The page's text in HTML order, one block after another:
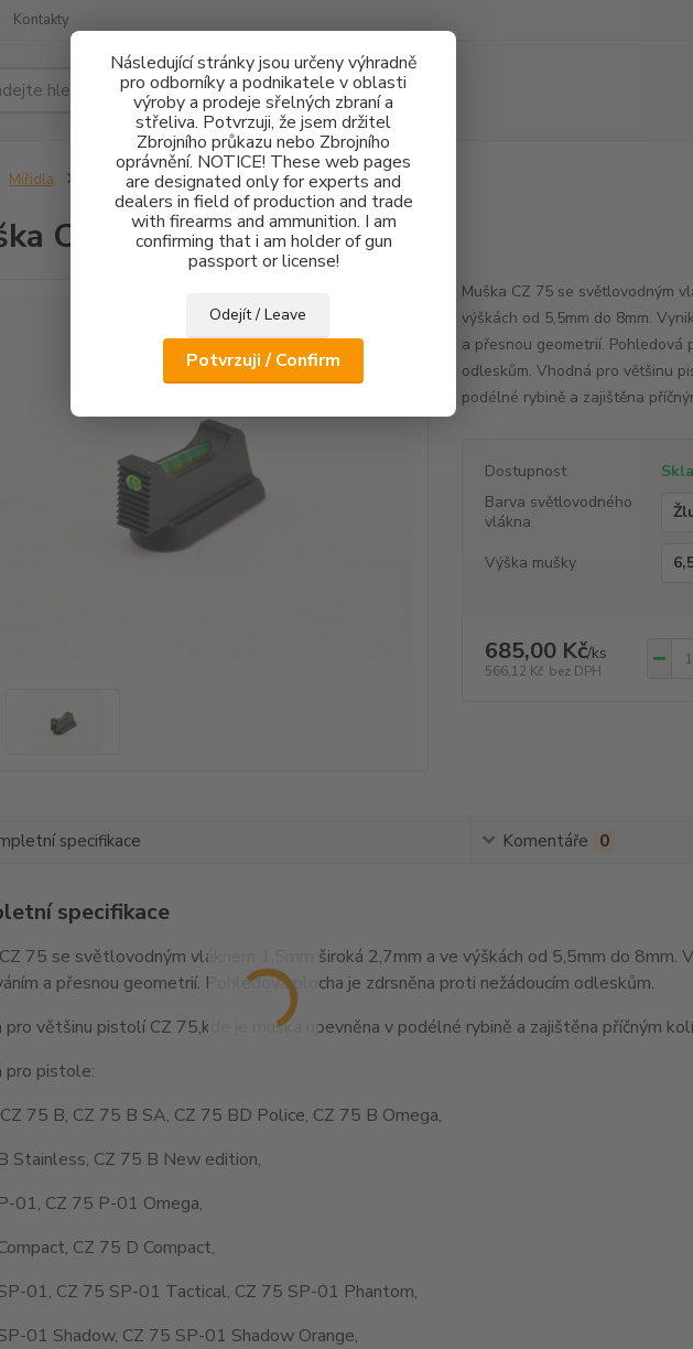
Následující stránky jsou určeny výhradně
pro odborníky a podnikatele v oblasti
výroby a prodeje sřelných zbraní a
střeliva. Potvrzuji, že jsem držitel
Zbrojního průkazu nebo Zbrojního
oprávnění. NOTICE! These web pages
are designated only for experts and
dealers in field of production and trade
with firearms and ammunition. I am
confirming that i am holder of gun
passport or license!
Odejít / Leave
Potvrzuji / Confirm
Kontakty
Hledat
Mířidla Muška CZ 75 FO 1,5mm - 2,7mm
CZ 75 FO 1,5mm - 2,7mm
Muška CZ 75 se světlovodným
výškách od 5,5mm do 8mm.
a přesnou geometrií. Pohledová
odleskům. Vhodná pro většinu
podélné rybině a zajištěna
Dostupnost
Barva světlovodného
vlákna
Výška mušky
685,00 Kč/ks
566,12 Kč bez DPH
specifikace Komentáře 0
specifikace
75 se světlovodným vláknem 1,5mm široká 2,7mm a ve výškách od 5,5mm do 8mm.
a přesnou geometrií. Pohledová plocha je zdrsněna proti nežádoucím odleskům.
pro většinu pistolí CZ 75,kde je muška upevněna v podélné rybině a zajištěna příčným
pro pistole:
75 B, CZ 75 B SA, CZ 75 BD Police, CZ 75 B Omega,
Stainless, CZ 75 B New edition,
01, CZ 75 P-01 Omega,
CZ 75 D Compact,
01, CZ 75 SP-01 Tactical, CZ 75 SP-01 Phantom,
01 Shadow, CZ 75 SP-01 Shadow Orange,